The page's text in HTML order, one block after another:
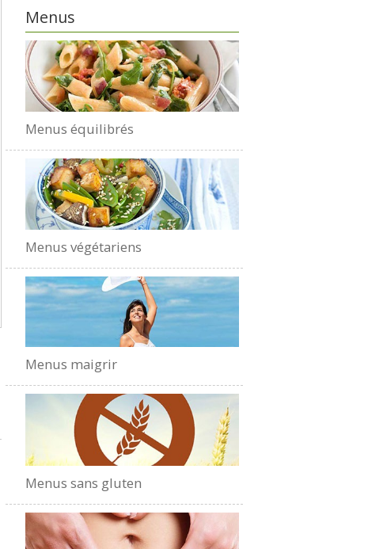
Menus
Menus équilibrés
Menus végétariens
Menus maigrir
Menus sans gluten